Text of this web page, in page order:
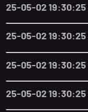
25-05-02 19:30:25
25-05-02 19:30:25
25-05-02 19:30:25
25-05-02 19:30:25